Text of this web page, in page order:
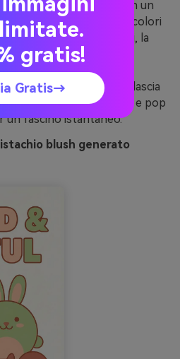
il gelato al pistacchio con un
non zuccherato. Questi colori
della stanza dei bambini, la
amichevoli dell'aula.
e tipo grosso per
Suggerimento: lascia
domini lo sfondo e pop
un fascino istantaneo.
blush generato
gratis!
Gratis→